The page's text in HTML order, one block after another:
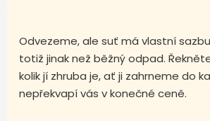
Odvezeme, ale suť má vlastní
totiž jinak než běžný odpad.
kolik jí zhruba je, ať ji zahrneme do
nepřekvapí vás v konečné ceně.